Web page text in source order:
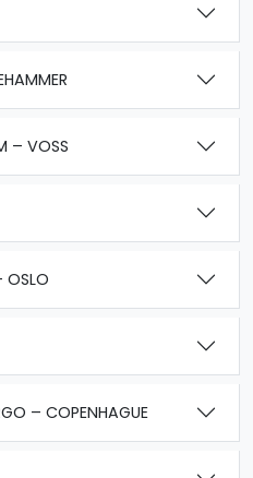
– VOSS
OSLO
– COPENHAGUE